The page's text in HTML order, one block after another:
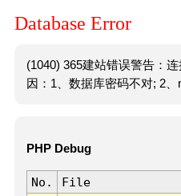
Database Error
(1040) 365建站错误警告：
因：1、数据库密码不对; 2、
PHP Debug
No. File